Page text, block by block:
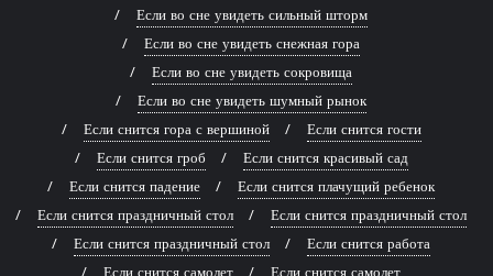
Если во сне увидеть сильный шторм
Если во сне увидеть снежная гора
Если во сне увидеть сокровища
Если во сне увидеть шумный рынок
Если снится гора с вершиной
Если снится гости
Если снится гроб
Если снится красивый сад
Если снится падение
Если снится плачущий ребенок
Если снится праздничный стол
Если снится праздничный стол
Если снится праздничный стол
Если снится работа
Если снится самолет
Если снится самолет